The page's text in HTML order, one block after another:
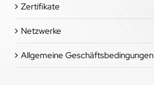
Zertifikate
Netzwerke
Allgemeine Geschäftsbedingungen